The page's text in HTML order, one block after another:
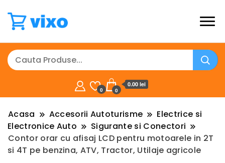
0 0
0.00 lei
Acasa Accesorii Autoturisme
Electrice si
Electronice Auto
Sigurante si Conectori
Contor orar cu afisaj LCD pentru motoarele in 2T
si 4T pe benzina, ATV, Tractor, Utilaje agricole